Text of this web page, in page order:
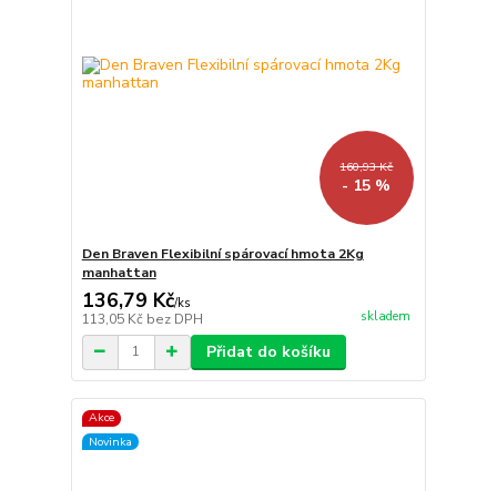
160,93 Kč
- 15 %
Den Braven Flexibilní spárovací hmota 2Kg
manhattan
136,79 Kč/ks
113,05 Kč bez DPH skladem
Přidat do košíku
Akce
Novinka